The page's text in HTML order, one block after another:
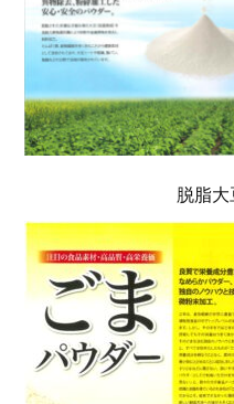
脱脂